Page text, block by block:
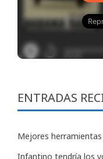
ENTRADAS
Mejores
Infantino tendría los